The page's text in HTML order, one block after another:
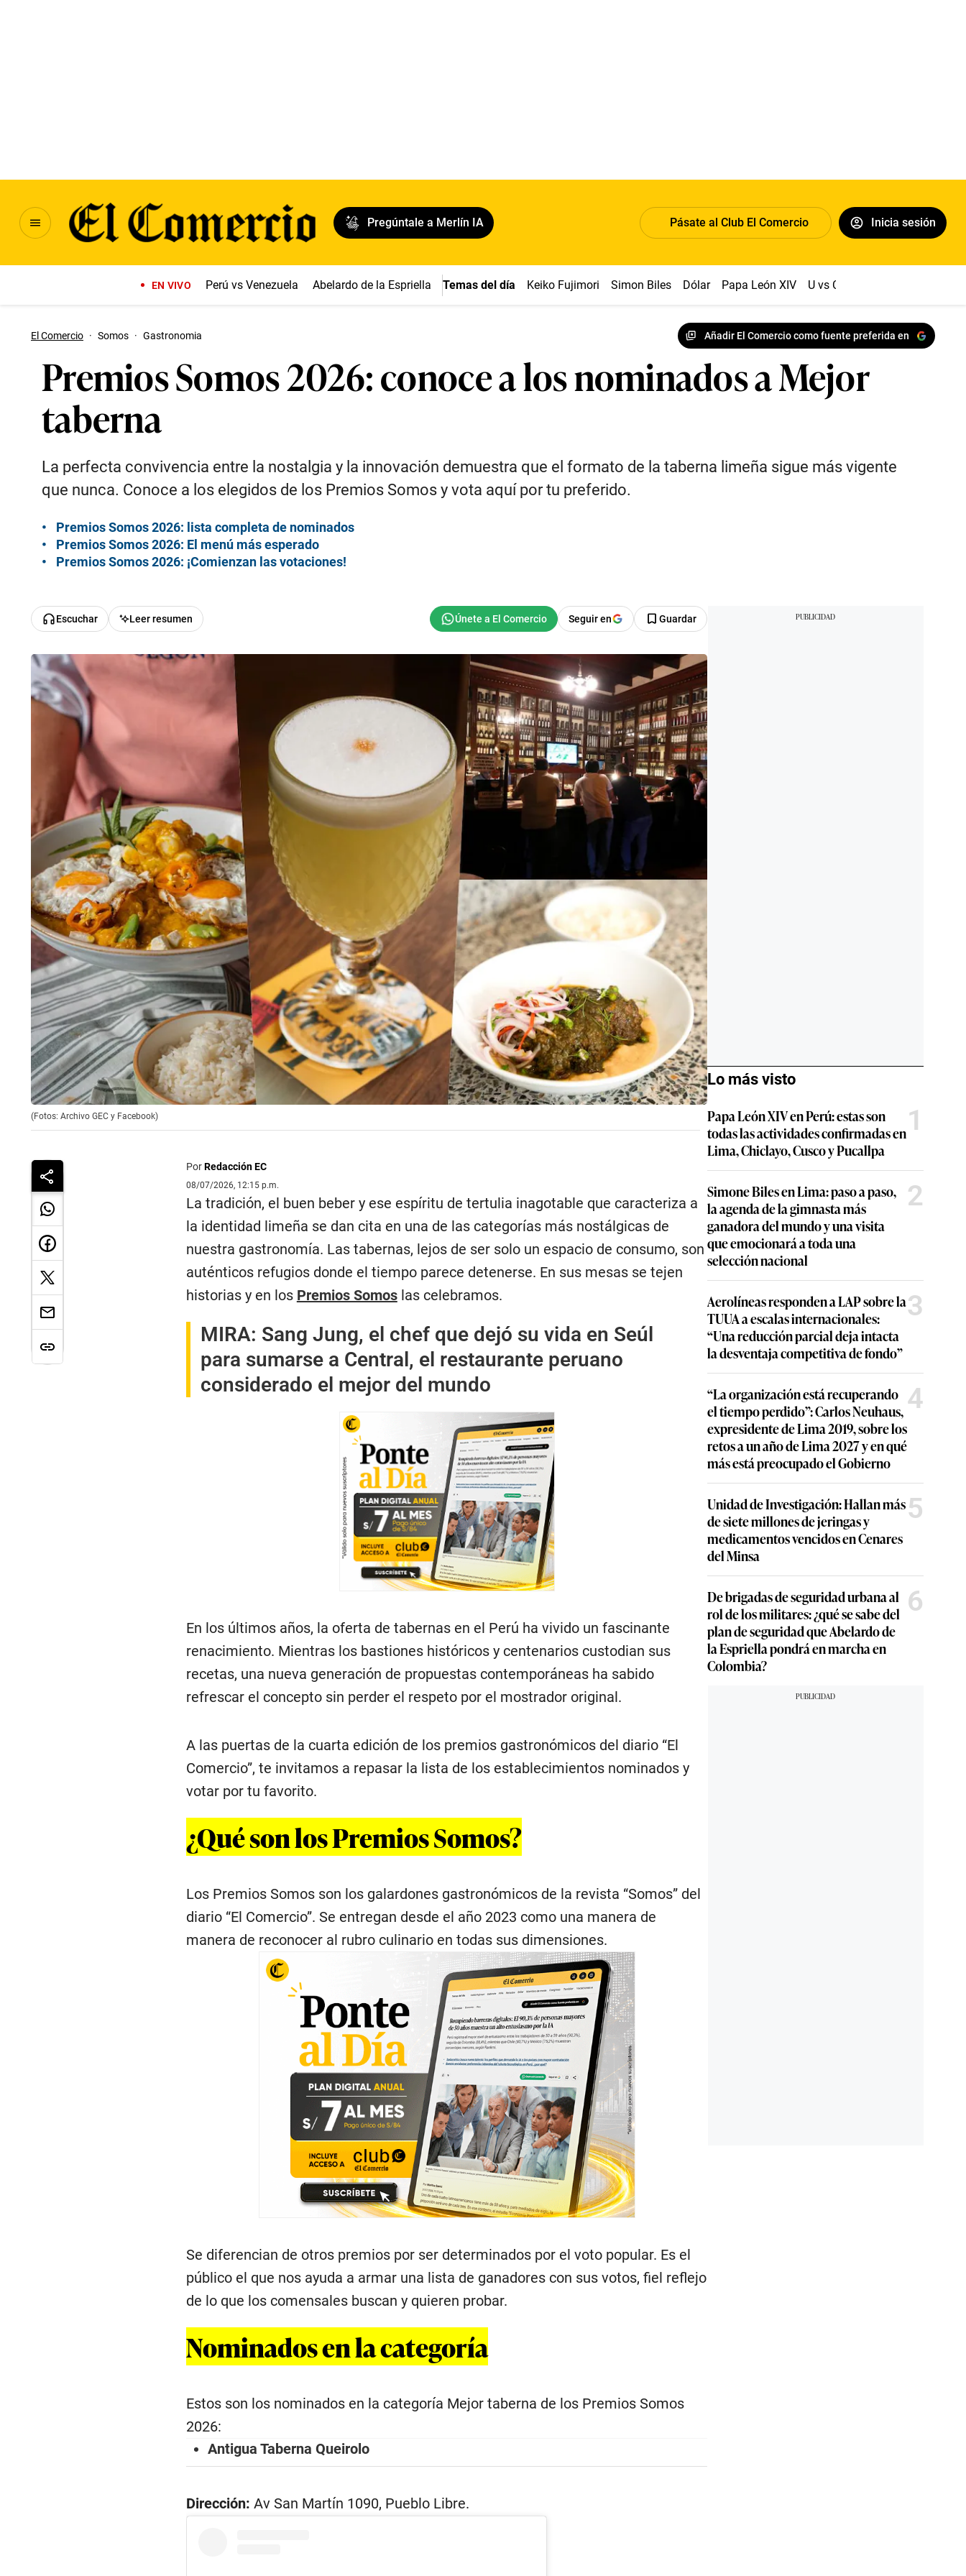
Pregúntale a Merlín IA Pásate al Club El Comercio Inicia sesión
EN VIVO Perú vs Venezuela Abelardo de la Espriella Temas del día Keiko Fujimori Simon Biles Dólar Papa León XIV U vs Cristal
El Comercio · Somos · Gastronomia Añadir El Comercio como fuente preferida en
Premios Somos 2026: conoce a los nominados a Mejor
taberna
La perfecta convivencia entre la nostalgia y la innovación demuestra que el formato de la taberna limeña sigue más vigente
que nunca. Conoce a los elegidos de los Premios Somos y vota aquí por tu preferido.
Premios Somos 2026: lista completa de nominados
Premios Somos 2026: El menú más esperado
Premios Somos 2026: ¡Comienzan las votaciones!
Escuchar Leer resumen Seguir en Guardar
(Fotos: Archivo GEC y Facebook)
PorRedacción EC
08/07/2026, 12:15 p.m.
La tradición, el buen beber y ese espíritu de tertulia inagotable que caracteriza a
la identidad limeña se dan cita en una de las categorías más nostálgicas de
nuestra gastronomía. Las tabernas, lejos de ser solo un espacio de consumo, son
auténticos refugios donde el tiempo parece detenerse. En sus mesas se tejen
historias y en los Premios Somoslas celebramos.
MIRA: Sang Jung, el chef que dejó su vida en Seúl
para sumarse a Central, el restaurante peruano
considerado el mejor del mundo
En los últimos años, la oferta de tabernas en el Perú ha vivido un fascinante
renacimiento. Mientras los bastiones históricos y centenarios custodian sus
recetas, una nueva generación de propuestas contemporáneas ha sabido
refrescar el concepto sin perder el respeto por el mostrador original.
A las puertas de la cuarta edición de los premios gastronómicos del diario “El
Comercio”, te invitamos a repasar la lista de los establecimientos nominados y
votar por tu favorito.
¿Qué son los Premios Somos?
Los Premios Somos son los galardones gastronómicos de la revista “Somos” del
diario “El Comercio”. Se entregan desde el año 2023 como una manera de
manera de reconocer al rubro culinario en todas sus dimensiones.
Se diferencian de otros premios por ser determinados por el voto popular. Es el
público el que nos ayuda a armar una lista de ganadores con sus votos, fiel reflejo
de lo que los comensales buscan y quieren probar.
Nominados en la categoría
Estos son los nominados en la categoría Mejor taberna de los Premios Somos
2026:
Antigua Taberna Queirolo
Dirección: Av San Martín 1090, Pueblo Libre.
Lo más visto
Papa León XIV en Perú: estas son
todas las actividades confirmadas en
Lima, Chiclayo, Cusco y Pucallpa
1
Simone Biles en Lima: paso a paso,
la agenda de la gimnasta más
ganadora del mundo y una visita
que emocionará a toda una
selección nacional
2
Aerolíneas responden a LAP sobre la
TUUA a escalas internacionales:
“Una reducción parcial deja intacta
la desventaja competitiva de fondo”
3
“La organización está recuperando
el tiempo perdido”: Carlos Neuhaus,
expresidente de Lima 2019, sobre los
retos a un año de Lima 2027 y en qué
más está preocupado el Gobierno
4
Unidad de Investigación: Hallan más
de siete millones de jeringas y
medicamentos vencidos en Cenares
del Minsa
5
De brigadas de seguridad urbana al
rol de los militares: ¿qué se sabe del
plan de seguridad que Abelardo de
la Espriella pondrá en marcha en
Colombia?
6